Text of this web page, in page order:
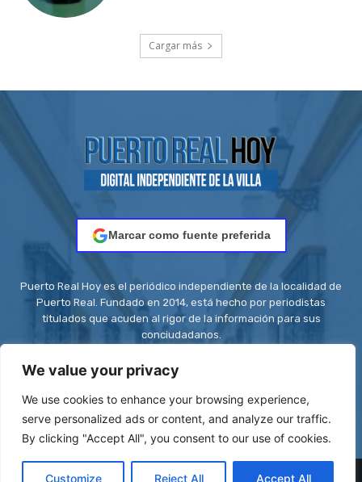
We value your privacy
We use cookies to enhance your browsing experience,
serve personalized ads or content, and analyze our traffic.
By clicking "Accept All", you consent to our use of cookies.
Customize Reject All Accept All
Cargar más
Marcar como fuente preferida
Puerto Real Hoy es el periódico independiente de la localidad de
Puerto Real. Fundado en 2014, está hecho por periodistas
titulados que acuden al rigor de la información para sus
conciudadanos.
Contacto:redaccion@puertorealhoy.es
© Be First SL - ISSN: 2444-3662 || Registro ROMDA Nº